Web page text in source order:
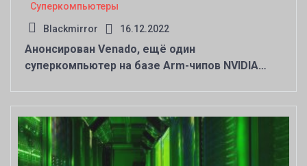
Суперкомпьютеры
Blackmirror 16.12.2022
Анонсирован Venado, ещё один
суперкомпьютер на базе Arm-чипов NVIDIA